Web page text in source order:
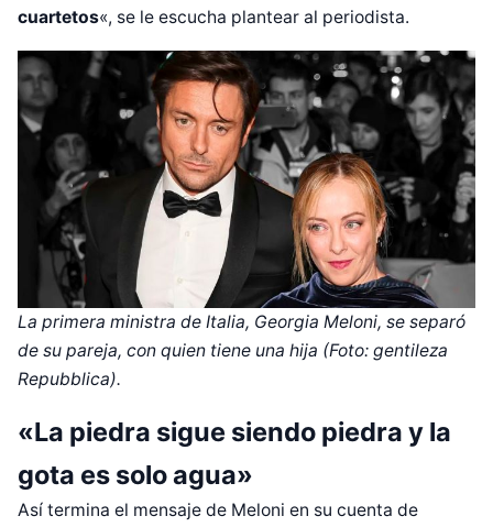
cuartetos«, se le escucha plantear al periodista.
La primera ministra de Italia, Georgia Meloni, se separó
de su pareja, con quien tiene una hija (Foto: gentileza
Repubblica).
«La piedra sigue siendo piedra y la
gota es solo agua»
Así termina el mensaje de Meloni en su cuenta de